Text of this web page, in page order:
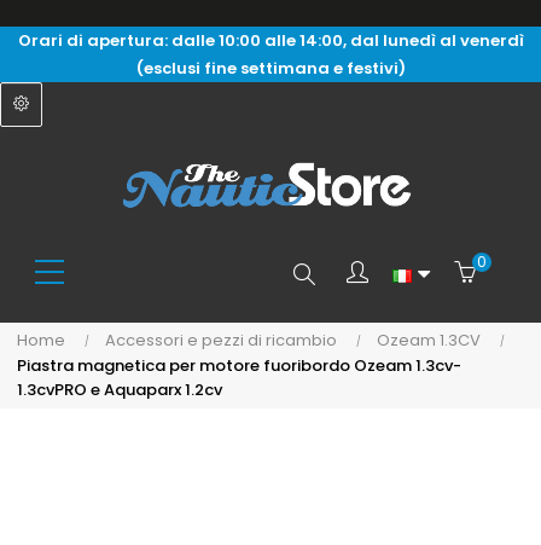
Orari di apertura: dalle 10:00 alle 14:00, dal lunedì al venerdì
(esclusi fine settimana e festivi)
Search
here...
0
Home Accessori e pezzi di ricambio
Ozeam 1.3CV
Piastra magnetica per motore fuoribordo Ozeam 1.3cv-
1.3cvPRO e Aquaparx 1.2cv